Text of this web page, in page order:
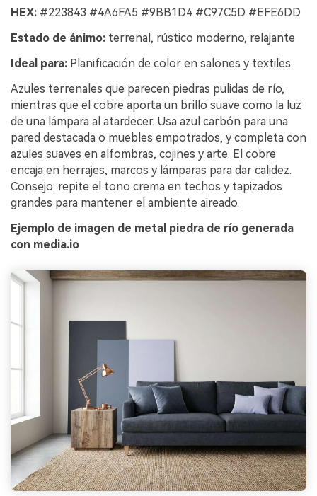
HEX: #223843 #4A6FA5 #9BB1D4 #C97C5D #EFE6DD
Estado de ánimo: terrenal, rústico moderno, relajante
Ideal para: Planificación de color en salones y textiles
Azules terrenales que parecen piedras pulidas de río,
mientras que el cobre aporta un brillo suave como la luz
de una lámpara al atardecer. Usa azul carbón para una
pared destacada o muebles empotrados, y completa con
azules suaves en alfombras, cojines y arte. El cobre
encaja en herrajes, marcos y lámparas para dar calidez.
Consejo: repite el tono crema en techos y tapizados
grandes para mantener el ambiente aireado.
Ejemplo de imagen de metal piedra de río generada
con media.io